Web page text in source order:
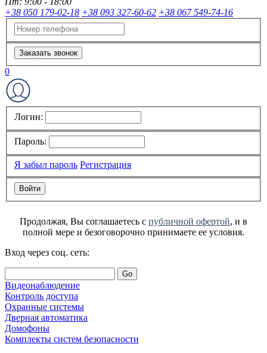
+38 050 179-02-18 +38 093 327-60-62 +38 067 549-74-16
Заказать звонок
0
Логин:
Пароль:
Я забыл пароль Регистрация
Продолжая, Вы соглашаетесь с публичной офертой, и в
полной мере и безоговорочно принимаете ее условия.
Вход через соц. сеть:
Go
Видеонаблюдение
Контроль доступа
Охранные системы
Дверная автоматика
Домофоны
Комплекты систем безопасности